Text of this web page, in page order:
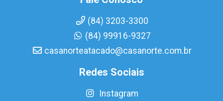
(84) 3203-3300
(84) 99916-9327
casanorteatacado@casanorte.com.br
Redes Sociais
Instagram